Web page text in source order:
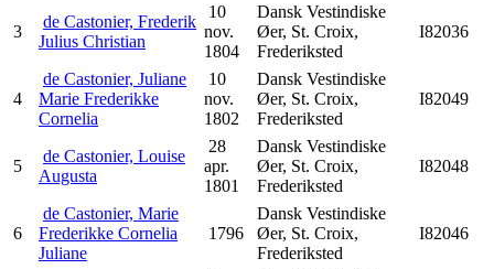
3
de Castonier, Frederik
Julius Christian
10
nov.
1804
Dansk Vestindiske
Øer, St. Croix,
Frederiksted
I82036
4
de Castonier, Juliane
Marie Frederikke
Cornelia
10
nov.
1802
Dansk Vestindiske
Øer, St. Croix,
Frederiksted
I82049
5
de Castonier, Louise
Augusta
28
apr.
1801
Dansk Vestindiske
Øer, St. Croix,
Frederiksted
I82048
6
de Castonier, Marie
Frederikke Cornelia
Juliane
1796
Dansk Vestindiske
Øer, St. Croix,
Frederiksted
I82046